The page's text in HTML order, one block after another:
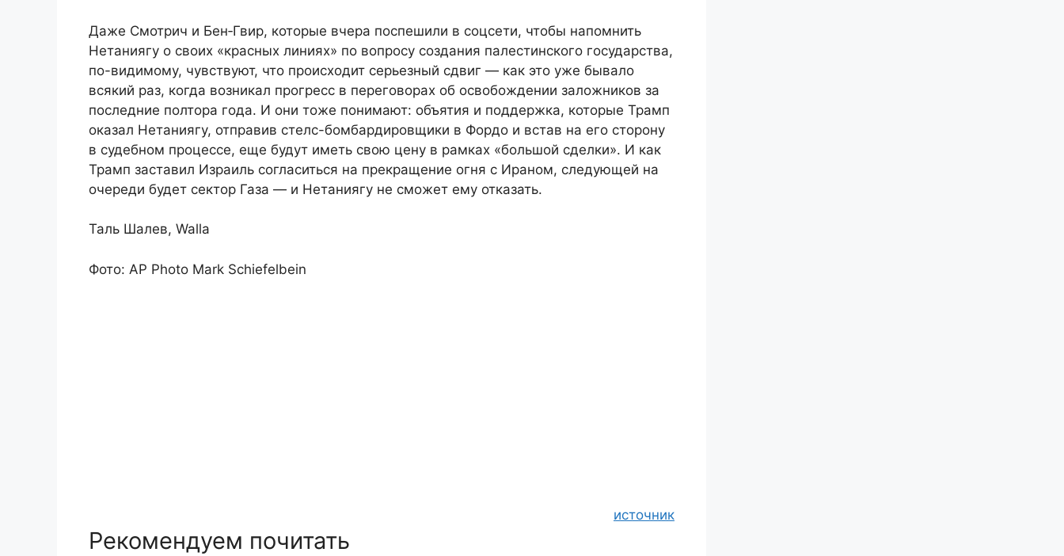
Даже Смотрич и Бен‑Гвир, которые вчера поспешили в соцсети, чтобы напомнить
Нетаниягу о своих «красных линиях» по вопросу создания палестинского государства,
по-видимому, чувствуют, что происходит серьезный сдвиг — как это уже бывало
всякий раз, когда возникал прогресс в переговорах об освобождении заложников за
последние полтора года. И они тоже понимают: объятия и поддержка, которые Трамп
оказал Нетаниягу, отправив стелс-бомбардировщики в Фордо и встав на его сторону
в судебном процессе, еще будут иметь свою цену в рамках «большой сделки». И как
Трамп заставил Израиль согласиться на прекращение огня с Ираном, следующей на
очереди будет сектор Газа — и Нетаниягу не сможет ему отказать.
Таль Шалев, Walla
Фото: AP Photo Mark Schiefelbein
источник
Рекомендуем почитать